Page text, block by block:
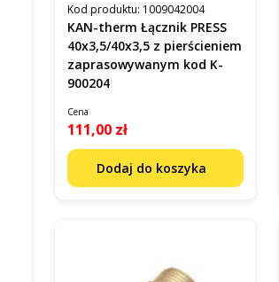
Kod produktu: 1009042004
KAN-therm Łącznik PRESS
40x3,5/40x3,5 z pierścieniem
zaprasowywanym kod K-
900204
Cena
111,00 zł
Dodaj do koszyka